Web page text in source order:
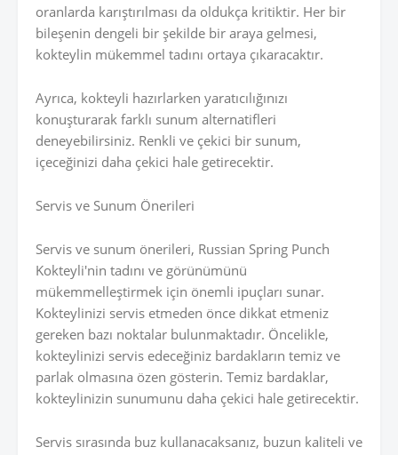
oranlarda karıştırılması da oldukça kritiktir. Her bir
bileşenin dengeli bir şekilde bir araya gelmesi,
kokteylin mükemmel tadını ortaya çıkaracaktır.
Ayrıca, kokteyli hazırlarken yaratıcılığınızı
konuşturarak farklı sunum alternatifleri
deneyebilirsiniz. Renkli ve çekici bir sunum,
içeceğinizi daha çekici hale getirecektir.
Servis ve Sunum Önerileri
Servis ve sunum önerileri, Russian Spring Punch
Kokteyli'nin tadını ve görünümünü
mükemmelleştirmek için önemli ipuçları sunar.
Kokteylinizi servis etmeden önce dikkat etmeniz
gereken bazı noktalar bulunmaktadır. Öncelikle,
kokteylinizi servis edeceğiniz bardakların temiz ve
parlak olmasına özen gösterin. Temiz bardaklar,
kokteylinizin sunumunu daha çekici hale getirecektir.
Servis sırasında buz kullanacaksanız, buzun kaliteli ve